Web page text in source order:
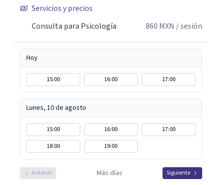
Servicios y precios
Consulta para Psicología
860 MXN / sesión
Hoy
15:00 16:00 17:00
Lunes, 10 de agosto
15:00 16:00
17:00
18:00
19:00
Anterior Más días Siguiente